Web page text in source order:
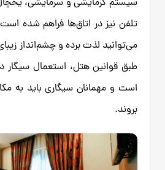
سیستم گرمایشی و سرمایشی،
تلفن نیز در اتاق‌ها فراهم شده
می‌توانید لذت برده و چشم‌انداز
طبق قوانین هتل، استعمال سیگار
است و مهمانان سیگاری باید
بروند.